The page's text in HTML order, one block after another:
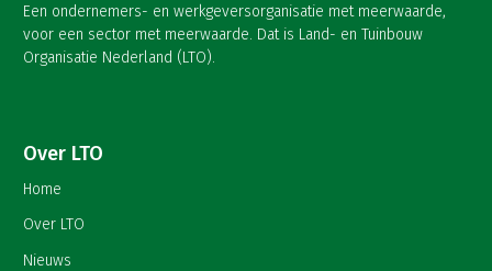
Een ondernemers- en werkgeversorganisatie met meerwaarde,
voor een sector met meerwaarde. Dat is Land- en Tuinbouw
Organisatie Nederland (LTO).
Over LTO
Home
Over LTO
Nieuws